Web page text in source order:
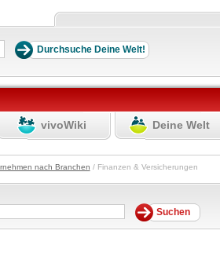
vivoWiki Deine Welt
nach Branchen / Finanzen & Versicherungen